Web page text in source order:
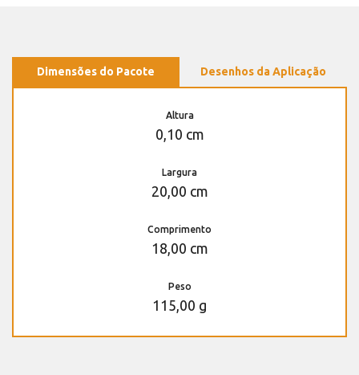
Dimensões do Pacote Desenhos da Aplicação
Altura
0,10 cm
Largura
20,00 cm
Comprimento
18,00 cm
Peso
115,00 g